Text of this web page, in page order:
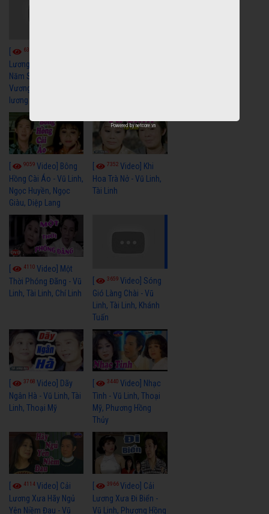
6327
Lương Xưa : Rồi 30
Năm Sau - Minh
Vương Lệ Thủy | cải
lương xã hội hay nhất
9059 Video] Bông
Hồng Cài Áo - Vũ Linh,
Ngọc Huyền, Ngọc
Giàu, Diệp Lang
7352Video] Khi
Hoa Trà Nở - Vũ Linh,
Tài Linh
4110 Video] Một
Thời Phóng Đãng - Vũ
Linh, Tài Linh, Chí Linh
3659Video] Sóng
Gió Làng Chài - Vũ
Linh, Tài Linh, Khánh
Tuấn
3768 Video] Dãy
Ngân Hà - Vũ Linh, Tài
Linh, Thoại Mỹ
3440Video] Nhạc
Tình - Vũ Linh, Thoại
Mỹ, Phương Hồng
Thủy
4114Video] Cải
Lương Xưa Hãy Ngủ
Yên Niềm Đau - Vũ
3966Video] Cải
Lương Xưa Đi Biển -
Vũ Linh, Phương Hồng
Powered bynetcore.vn